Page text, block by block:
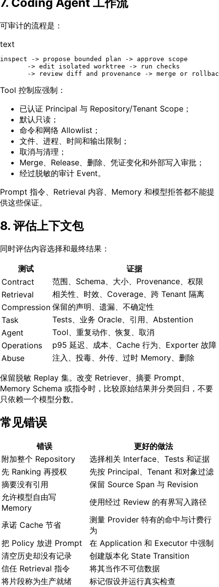
可审计的流程是：
text
inspect -> propose bounded plan -> approve scope
       -> edit isolated worktree -> run checks
Tool 控制应强制：
已认证 Principal 与 Repository/Tenant Scope；
默认只读；
命令和网络 Allowlist；
文件、进程、时间和输出限制；
取消与清理；
Merge、Release、删除、凭证变化和外部写入审批；
经过脱敏的审计 Event。
Prompt 指令、Retrieval 内容、Memory 和模型拒答都不能提
供这些保证。
8. 评估上下文包
同时评估内容选择和最终结果：
测试
证据
Contract
范围、Schema、大小、Provenance、权限
Retrieval
相关性、时效、Coverage、跨 Tenant 隔离
Compression 保留的声明、遗漏、不确定性
Task
Tests、业务 Oracle、引用、Abstention
Agent
Tool、重复动作、恢复、取消
Operations
p95 延迟、成本、Cache 行为、Exporter 故障
Abuse
注入、投毒、外传、过时 Memory、删除
保留脱敏 Replay 集。改变 Retriever、摘要 Prompt、
Memory Schema 或指令时，比较原始结果并分类回归，不要
只依赖一个模型分数。
常见错误
错误
更好的做法
附加整个 Repository
选择相关 Interface、Tests 和证据
先 Ranking 再授权
先按 Principal、Tenant 和对象过滤
摘要没有引用
保留 Source Span 与 Revision
允许模型自由写
Memory
使用经过 Review 的有界写入路径
承诺 Cache 节省
测量 Provider 特有的命中与计费行
为
把 Policy 放进 Prompt
在 Application 和 Executor 中强制
清空历史却没有记录
创建版本化 State Transition
信任 Retrieval 指令
将其当作不可信数据
将片段称为生产就绪
标记假设并运行真实检查